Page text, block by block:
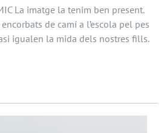
La imatge la tenim ben present.
de camí a l’escola pel pes
igualen la mida dels nostres fills.